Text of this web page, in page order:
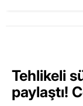
Tehlikeli
paylaştı!